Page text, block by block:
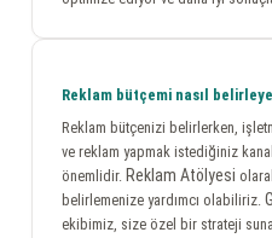
Reklam bütçemi nasıl
Reklam bütçenizi belirlerken,
ve reklam yapmak istediğiniz
önemlidir. Reklam Atölyesi
belirlemenize yardımcı olabiliriz.
ekibimiz, size özel bir strateji